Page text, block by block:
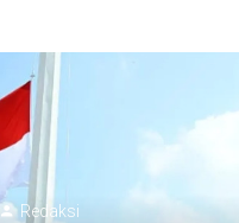
Redaksi